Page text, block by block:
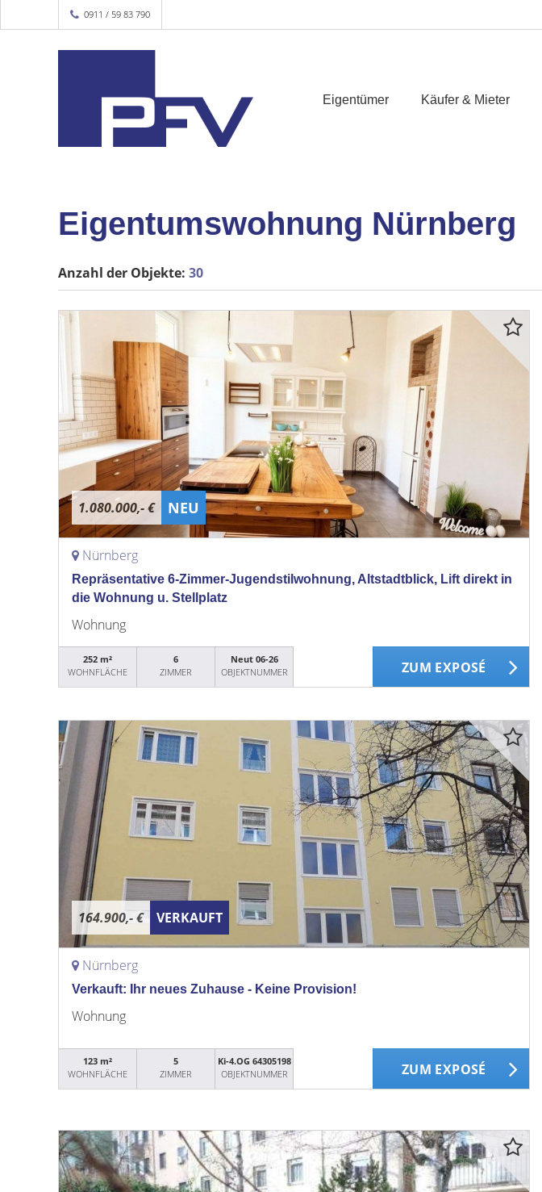
0911 / 59 83 790
Eigentümer Käufer & Mieter
Eigentumswohnung Nürnberg
Anzahl der Objekte: 30
1.080.000,- € NEU
Nürnberg
Repräsentative 6-Zimmer-Jugendstilwohnung, Altstadtblick, Lift direkt in
die Wohnung u. Stellplatz
Wohnung
252 m²
WOHNFLÄCHE
6
ZIMMER
Neut 06-26
OBJEKTNUMMER
ZUM EXPOSÉ
164.900,- € VERKAUFT
Nürnberg
Verkauft: Ihr neues Zuhause - Keine Provision!
Wohnung
123 m²
WOHNFLÄCHE
5
ZIMMER
Ki-4.OG 64305198
OBJEKTNUMMER
ZUM EXPOSÉ